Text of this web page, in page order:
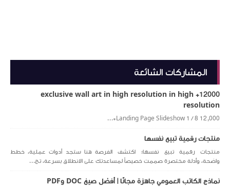
المشاركات الشائعة
12000+ exclusive wall art in high resolution in high
resolution
Landing Page Slideshow 1 / 8 12,000+...
منتجات رقمية تبيع نفسها
منتجات رقمية تبيع نفسها: اكتشف الفرصة هنا ستجد أدوات عملية، خطط
واضحة، وأدلة مختصرة صممت خصيصاً لمساعدتك على الانطلاق بسرعة، تج...
نماذج الكاتب العمومي جاهزة مجانًا | أفضل صيغ DOC وPDF